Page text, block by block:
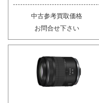
中古参考買取価格
お問合せ下さい